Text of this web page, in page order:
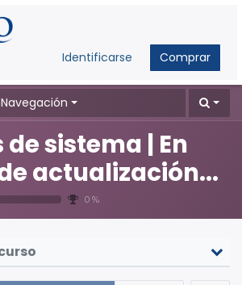
Identificarse Comprar
Navegación
de sistema | En
actualización...
0 %